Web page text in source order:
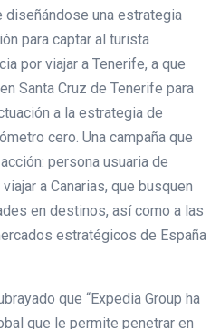
una estrategia
para captar al turista
por viajar a Tenerife, a que
Santa Cruz de Tenerife para
a la estrategia de
cero. Una campaña que
persona usuaria de
a Canarias, que busquen
en destinos, así como a las
estratégicos de España
que “Expedia Group ha
que le permite penetrar en